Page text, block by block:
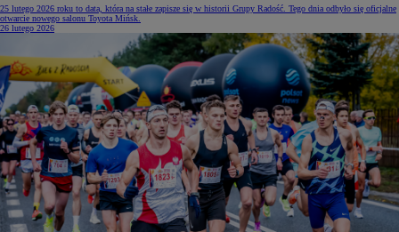
25 lutego 2026 roku to data, która na stałe zapisze się w historii Grupy Radość. Tego dnia odbyło się oficjalne
otwarcie nowego salonu Toyota Mińsk.
26 lutego 2026